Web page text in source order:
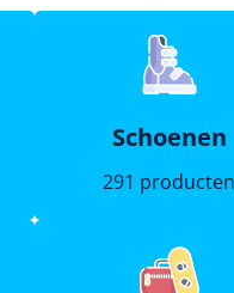
Schoenen
291 producten